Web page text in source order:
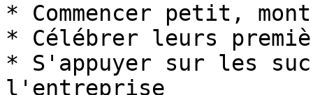
* Commencer petit,
* Célébrer leurs
* S'appuyer sur les
l'entreprise